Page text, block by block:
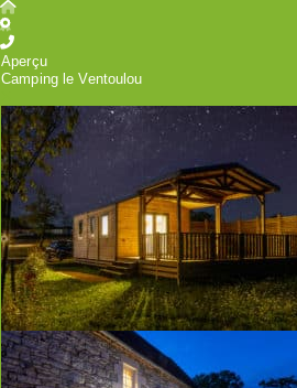
Aperçu
Camping le Ventoulou